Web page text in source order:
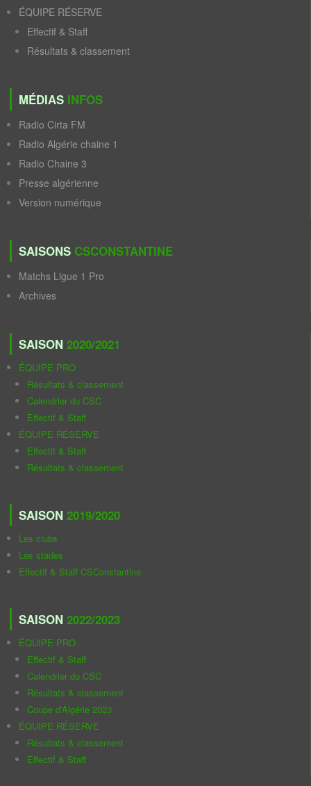
ÉQUIPE RÉSERVE
Effectif & Staff
Résultats & classement
MÉDIAS INFOS
Radio Cirta FM
Radio Algérie chaine 1
Radio Chaine 3
Presse algérienne
Version numérique
SAISONS CSCONSTANTINE
Matchs Ligue 1 Pro
Archives
SAISON 2020/2021
ÉQUIPE PRO
Résultats & classement
Calendrier du CSC
Effectif & Staff
ÉQUIPE RÉSERVE
Effectif & Staff
Résultats & classement
SAISON 2019/2020
Les clubs
Les stades
Effectif & Staff CSConstantine
SAISON 2022/2023
ÉQUIPE PRO
Effectif & Staff
Calendrier du CSC
Résultats & classement
Coupe d'Algérie 2023
ÉQUIPE RÉSERVE
Résultats & classement
Effectif & Staff